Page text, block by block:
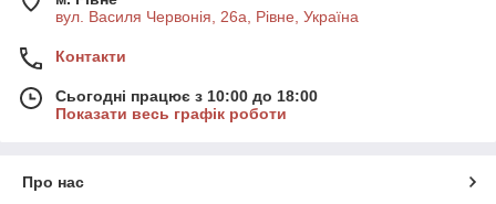
вул. Василя Червонія, 26а, Рівне, Україна
Контакти
Сьогодні працює з 10:00 до 18:00
Показати весь графік роботи
Про нас